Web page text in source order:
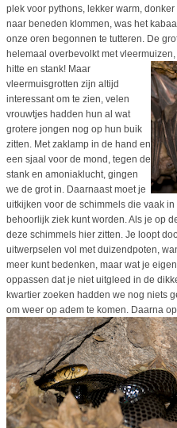
plek voor pythons, lekker warm,
naar beneden klommen, was het
onze oren begonnen te tutteren. De
helemaal overbevolkt met
hitte en stank! Maar
vleermuisgrotten zijn altijd
interessant om te zien, velen
vrouwtjes hadden hun al wat
grotere jongen nog op hun buik
zitten. Met zaklamp in de hand en
een sjaal voor de mond, tegen de
stank en amoniaklucht, gingen
we de grot in. Daarnaast moet je
uitkijken voor de schimmels die vaak
behoorlijk ziek kunt worden. Als je op
deze schimmels hier zitten. Je loopt
uitwerpselen vol met duizendpoten,
meer kunt bedenken, maar wat je
oppassen dat je niet uitgleed in de
kwartier zoeken hadden we nog niets
om weer op adem te komen. Daarna